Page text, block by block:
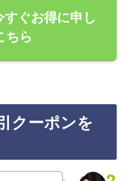
ぐお得に申し
ちら
クーポンを